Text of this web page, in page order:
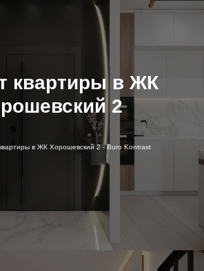
квартиры в ЖК
2
в ЖК Хорошевский 2 - Buro Kontrast